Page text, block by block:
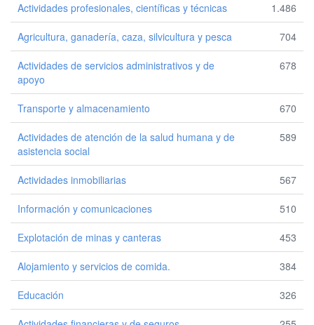
Actividades profesionales, científicas y técnicas 1.486
Agricultura, ganadería, caza, silvicultura y pesca 704
Actividades de servicios administrativos y de
apoyo
678
Transporte y almacenamiento 670
Actividades de atención de la salud humana y de
asistencia social
589
Actividades inmobiliarias 567
Información y comunicaciones 510
Explotación de minas y canteras 453
Alojamiento y servicios de comida. 384
Educación 326